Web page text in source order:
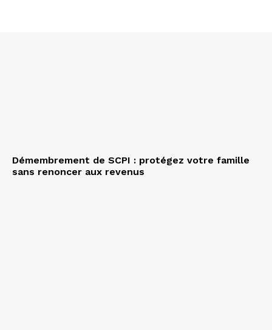
Démembrement de SCPI : protégez votre famille
sans renoncer aux revenus